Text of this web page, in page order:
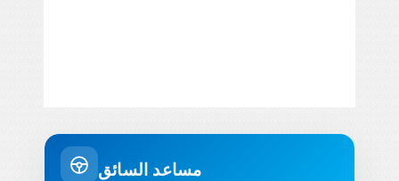
مساعد السائق